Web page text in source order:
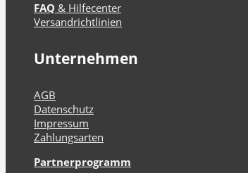
FAQ & Hilfecenter
Versandrichtlinien
Unternehmen
AGB
Datenschutz
Impressum
Zahlungsarten
Partnerprogramm